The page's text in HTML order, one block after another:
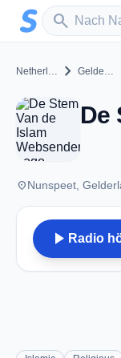
Zum Hauptinhalt
search
Sender suchen
Netherlands chevron_right Gelderland
placeNunspeet,
play_arrow Radio